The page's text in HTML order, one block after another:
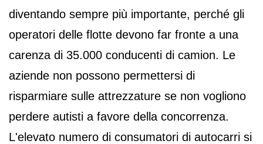
diventando sempre più importante, perché gli
operatori delle flotte devono far fronte a una
carenza di 35.000 conducenti di camion. Le
aziende non possono permettersi di
risparmiare sulle attrezzature se non vogliono
perdere autisti a favore della concorrenza.
L'elevato numero di consumatori di autocarri si